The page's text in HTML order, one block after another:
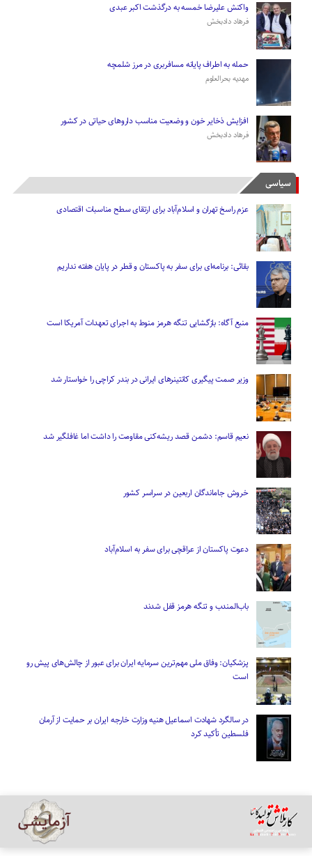
واکنش علیرضا خمسه به درگذشت اکبر عبدی
فرهاد دادبخش
حمله به اطراف پایانه مسافربری در مرز شلمچه
مهدیه بحرالعلوم
افزایش ذخایر خون و وضعیت مناسب دارو‌های حیاتی در کشور
فرهاد دادبخش
سیاسی
عزم راسخ تهران و اسلام‌آباد برای ارتقای سطح مناسبات اقتصادی
بقائی: برنامه‌ای برای سفر به پاکستان و قطر در پایان هفته نداریم
منبع آگاه: بازگشایی تنگه هرمز منوط به اجرای تعهدات آمریکا است
وزیر صمت پیگیری کانتینر‌های ایرانی در بندر کراچی را خواستار شد
نعیم قاسم: دشمن قصد ریشه‌کنی مقاومت را داشت اما غافلگیر شد
خروش جاماندگان اربعین در سراسر کشور
دعوت پاکستان از عراقچی برای سفر به اسلام‌آباد
باب‌المندب و تنگه هرمز قفل شدند
پزشکیان: وفاق ملی مهم‌ترین سرمایه ایران برای عبور از چالش‌های پیش رو
است
در سالگرد شهادت اسماعیل هنیه وزارت خارجه ایران بر حمایت از آرمان
فلسطین تأکید کرد